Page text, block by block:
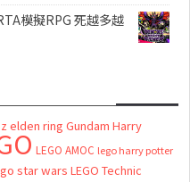
模擬RPG 死越多越
elden ring Gundam Harry
LEGO AMOC lego harry potter
star wars LEGO Technic